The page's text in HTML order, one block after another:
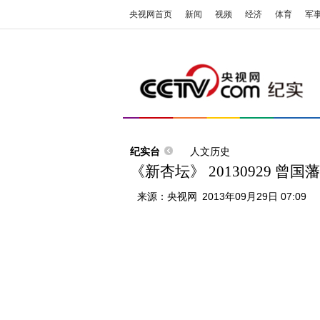
央视网首页 新闻 视频 经济 体育 军
纪实台 人文历史
《新杏坛》 20130929 曾
来源： 央视网 2013年09月29日 07:09